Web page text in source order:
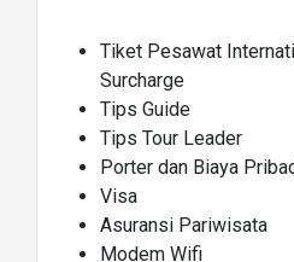
Tiket Pesawat
Surcharge
Tips Guide
Tips Tour Leader
Porter dan Biaya
Visa
Asuransi Pariwisata
Modem Wifi